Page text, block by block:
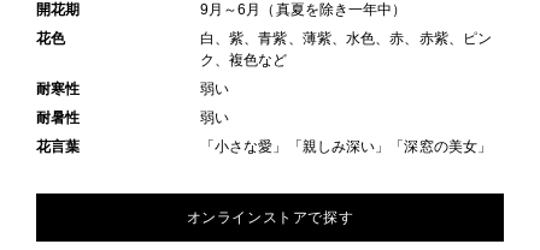
開花期
9月～6月（真夏を除き一年中）
花色
白、紫、青紫、薄紫、水色、赤、赤紫、ピン
ク、複色など
耐寒性
弱い
耐暑性
弱い
花言葉
「小さな愛」「親しみ深い」「深窓の美女」
オンラインストアで探す